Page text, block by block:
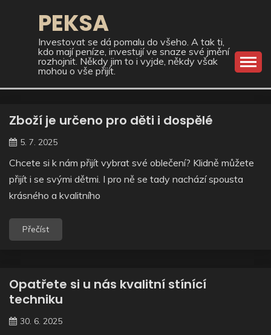
PEKSA
Investovat se dá pomalu do všeho. A tak ti,
kdo mají peníze, investují ve snaze své jmění
rozhojnit. Někdy jim to i vyjde, někdy však
mohou o vše přijít.
Zboží je určeno pro děti i dospělé
5. 7. 2025
Chcete si k nám přijít vybrat své oblečení? Klidně můžete
přijít i se svými dětmi. I pro ně se tady nachází spousta
krásného a kvalitního
Přečíst
Opatřete si u nás kvalitní stínící
techniku
30. 6. 2025